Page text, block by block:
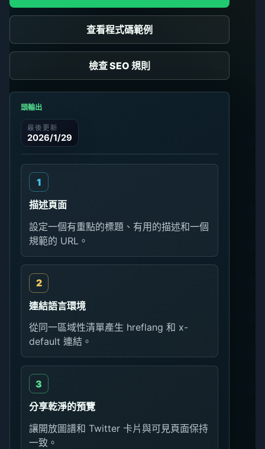
查看程式碼範例
檢查 SEO 規則
頭輸出
最後更新
2026/1/29
描述頁面
設定一個有重點的標題、有用的描述和一個
規範的 URL。
連結語言環境
從同一區域性清單產生 hreflang 和 x-
default 連結。
分享乾淨的預覽
讓開放圖譜和 Twitter 卡片與可見頁面保持
一致。